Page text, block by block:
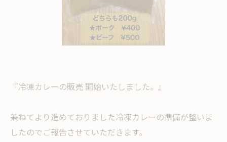
『冷凍カレーの販売 開始いたしました。』
兼ねてより進めておりました冷凍カレーの準備が整いま
したのでご報告させていただきます。